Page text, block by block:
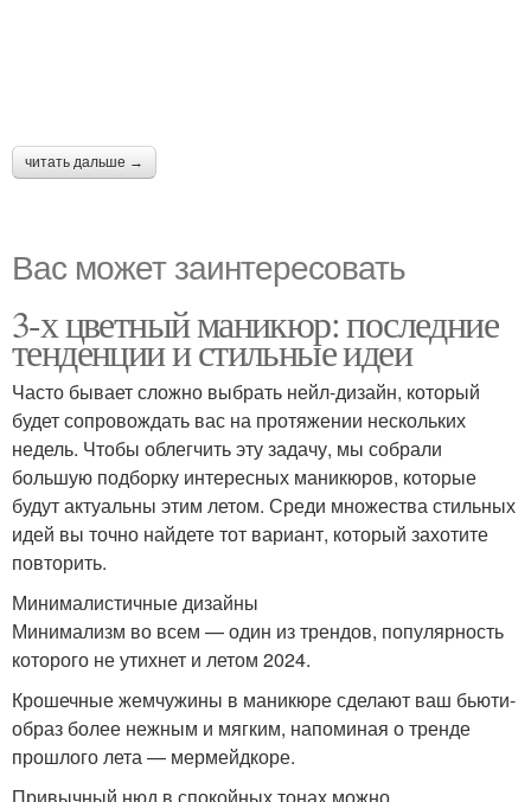
читать дальше →
Вас может заинтересовать
3-х цветный маникюр: последние
тенденции и стильные идеи
Часто бывает сложно выбрать нейл-дизайн, который
будет сопровождать вас на протяжении нескольких
недель. Чтобы облегчить эту задачу, мы собрали
большую подборку интересных маникюров, которые
будут актуальны этим летом. Среди множества стильных
идей вы точно найдете тот вариант, который захотите
повторить.
Минималистичные дизайны
Минимализм во всем — один из трендов, популярность
которого не утихнет и летом 2024.
Крошечные жемчужины в маникюре сделают ваш бьюти-
образ более нежным и мягким, напоминая о тренде
прошлого лета — мермейдкоре.